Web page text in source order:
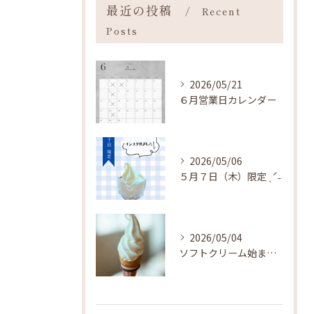
最近の投稿
Recent
Posts
2026/05/21
６月営業日カレンダー
2026/05/06
５月７日（木）限定 ˎˊ˗
2026/05/04
ソフトクリーム始まりました ˎˊ˗